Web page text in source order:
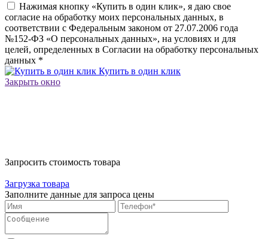
Нажимая кнопку «Купить в один клик», я даю свое
согласие на обработку моих персональных данных, в
соответствии с Федеральным законом от 27.07.2006 года
№152-ФЗ «О персональных данных», на условиях и для
целей, определенных в Согласии на обработку персональных
данных *
Купить в один клик
Закрыть окно
Запросить стоимость товара
Загрузка товара
Заполните данные для запроса цены